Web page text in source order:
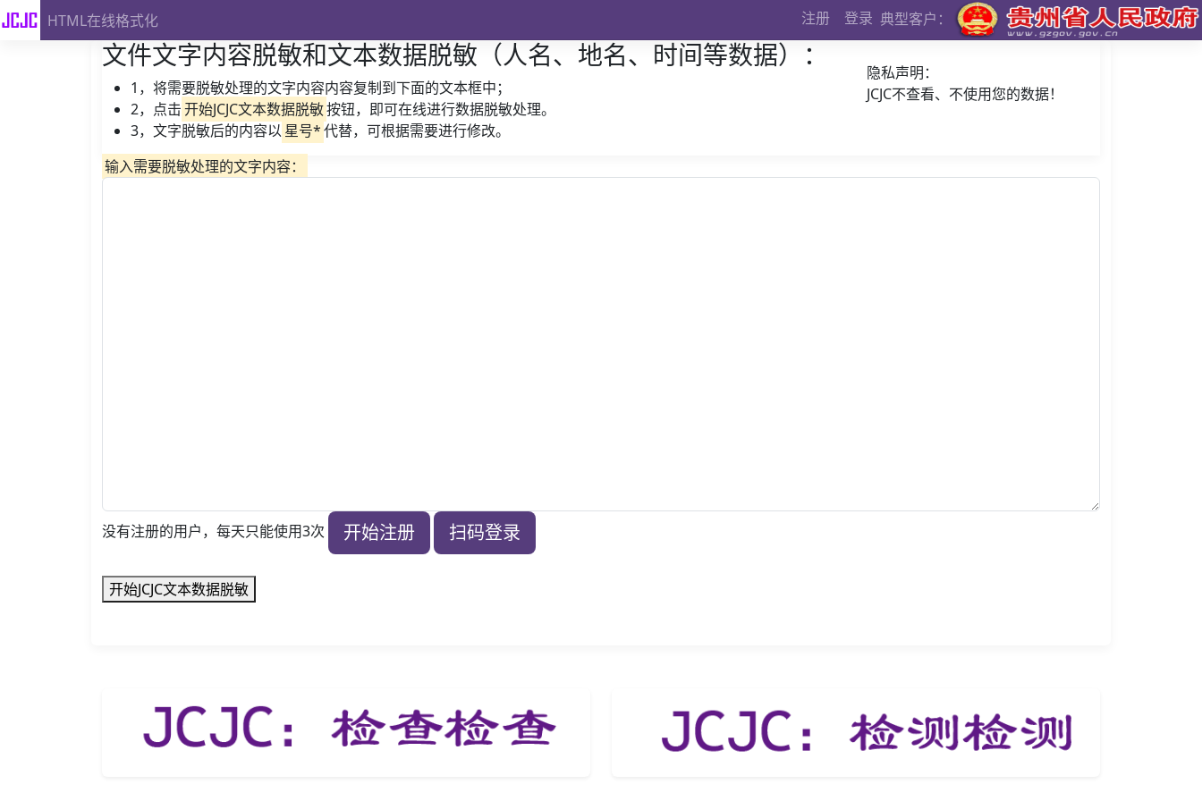
HTML在线格式化 注册 登录 典型客户：
文件文字内容脱敏和文本数据脱敏（人名、地名、时间等数据）：
1，将需要脱敏处理的文字内容内容复制到下面的文本框中；
2，点击开始JCJC文本数据脱敏按钮，即可在线进行数据脱敏处理。
3，文字脱敏后的内容以 星号*代替，可根据需要进行修改。
隐私声明：
JCJC不查看、不使用您的数据！
输入需要脱敏处理的文字内容：
没有注册的用户，每天只能使用3次 开始注册 扫码登录
开始JCJC文本数据脱敏